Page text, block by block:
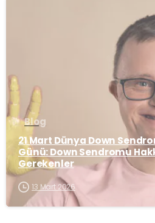
Blog
21 Mart Dünya Down
Günü: Down Sendromu
Gerekenler
13 Mart 2026